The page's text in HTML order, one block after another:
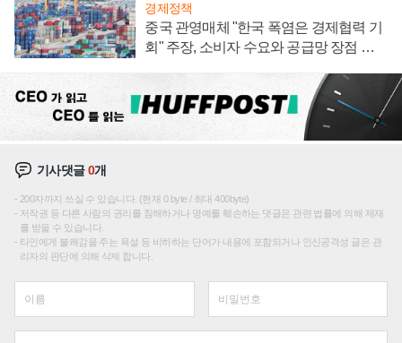
경제정책
중국 관영매체 "한국 폭염은 경제협력 기
회" 주장, 소비자 수요와 공급망 장점 강
기사댓글0개
200자까지 쓰실 수 있습니다. (현재 0 byte / 최대 400byte)
저작권 등 다른 사람의 권리를 침해하거나 명예를 훼손하는 댓글은 관련 법률에 의해 제재
를 받을 수 있습니다.
타인에게 불쾌감을 주는 욕설 등 비하하는 단어가 내용에 포함되거나 인신공격성 글은 관
리자의 판단에 의해 삭제 합니다.